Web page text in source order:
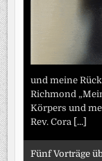
und meine
Richmond
Körpers und
Rev. Cora [...]
Fünf Vorträge